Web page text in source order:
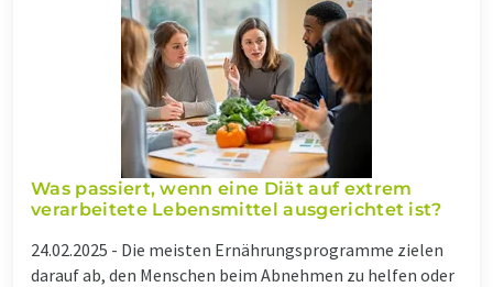
Was passiert, wenn eine Diät auf extrem
verarbeitete Lebensmittel ausgerichtet ist?
24.02.2025 - Die meisten Ernährungsprogramme zielen
darauf ab, den Menschen beim Abnehmen zu helfen oder